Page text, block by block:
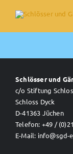
Schlösser und
c/o Stiftung
Schloss Dyck
D-41363 Jüchen
Telefon: +49 /
E-Mail: info@sgd-